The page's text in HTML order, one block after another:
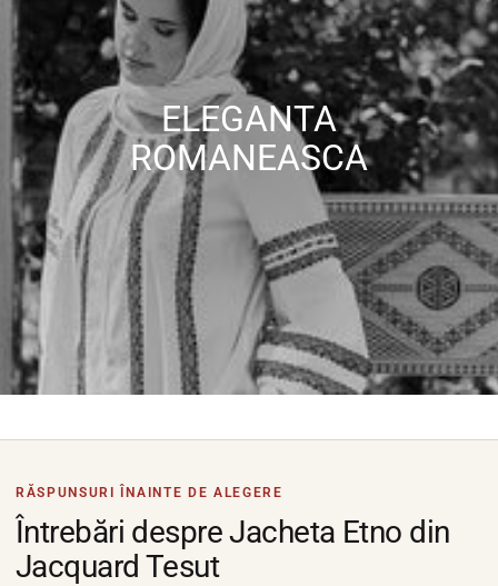
ELEGANTA
ROMANEASCA
RĂSPUNSURI ÎNAINTE DE ALEGERE
Întrebări despre Jacheta Etno din
Jacquard Tesut